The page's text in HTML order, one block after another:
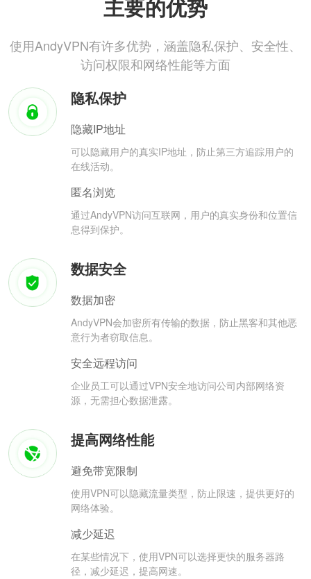
主要的优势
使用AndyVPN有许多优势，涵盖隐私保护、安全性、
访问权限和网络性能等方面
隐私保护
隐藏IP地址
可以隐藏用户的真实IP地址，防止第三方追踪用户的
在线活动。
匿名浏览
通过AndyVPN访问互联网，用户的真实身份和位置信
息得到保护。
数据安全
数据加密
AndyVPN会加密所有传输的数据，防止黑客和其他恶
意行为者窃取信息。
安全远程访问
企业员工可以通过VPN安全地访问公司内部网络资
源，无需担心数据泄露。
提高网络性能
避免带宽限制
使用VPN可以隐藏流量类型，防止限速，提供更好的
网络体验。
减少延迟
在某些情况下，使用VPN可以选择更快的服务器路
径，减少延迟，提高网速。